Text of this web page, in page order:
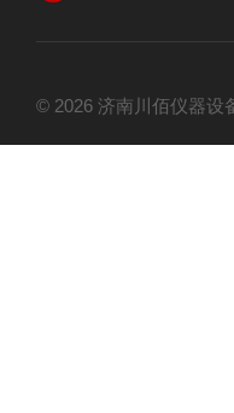
© 2026 济南川佰仪器